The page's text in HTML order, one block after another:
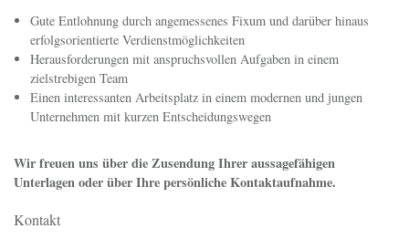
Gute Entlohnung durch angemessenes Fixum und darüber hinaus
erfolgsorientierte Verdienstmöglichkeiten
Herausforderungen mit anspruchsvollen Aufgaben in einem
zielstrebigen Team
Einen interessanten Arbeitsplatz in einem modernen und jungen
Unternehmen mit kurzen Entscheidungswegen
Wir freuen uns über die Zusendung Ihrer aussagefähigen
Unterlagen oder über Ihre persönliche Kontaktaufnahme.
Kontakt